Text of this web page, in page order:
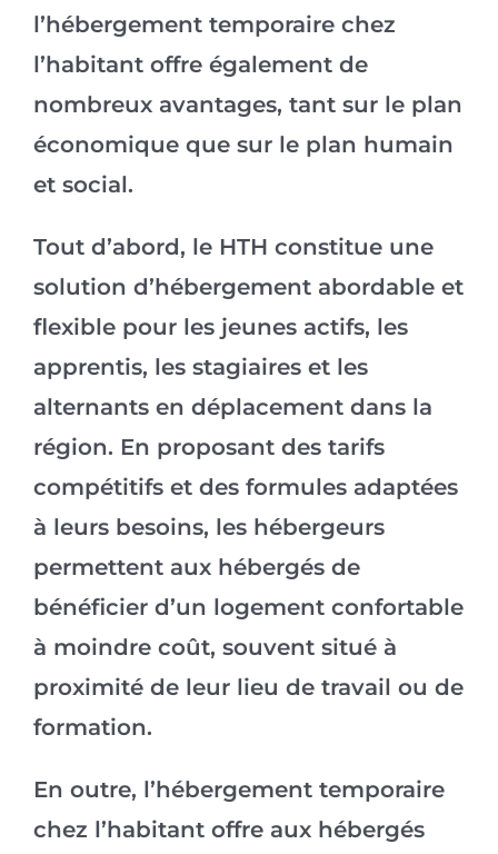
l’hébergement temporaire chez
l’habitant offre également de
nombreux avantages, tant sur le plan
économique que sur le plan humain
et social.
Tout d’abord, le HTH constitue une
solution d’hébergement abordable et
flexible pour les jeunes actifs, les
apprentis, les stagiaires et les
alternants en déplacement dans la
région. En proposant des tarifs
compétitifs et des formules adaptées
à leurs besoins, les hébergeurs
permettent aux hébergés de
bénéficier d’un logement confortable
à moindre coût, souvent situé à
proximité de leur lieu de travail ou de
formation.
En outre, l’hébergement temporaire
chez l’habitant offre aux hébergés